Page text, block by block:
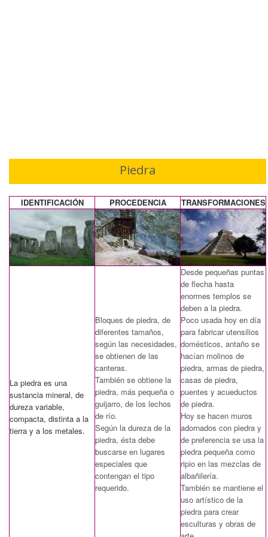
Piedra
IDENTIFICACIÓN PROCEDENCIA TRANSFORMACIONES
La piedra es una
sustancia mineral, de
dureza variable,
compacta, distinta a la
tierra y a los metales.
Bloques de piedra, de
diferentes tamaños,
según las necesidades,
se obtienen de las
canteras.
También se obtiene la
piedra, más pequeña o
guijarro, de los lechos
de río.
Según la dureza de la
piedra, ésta debe
buscarse en lugares
especiales que
contengan el tipo
requerido.
Desde pequeñas puntas
de flecha hasta
enormes templos se
deben a la piedra.
Poco usada hoy en día
para fabricar utensilios
domésticos, antaño se
hacían molinos de
piedra, armas de piedra,
casas de piedra,
puentes y acueductos
de piedra.
Hoy se hacen muros
adornados con piedra y
de preferencia se usa la
piedra pequeña como
ripio en las mezclas de
albañilería.
También se mantiene el
uso artístico de la
piedra para crear
esculturas y obras de